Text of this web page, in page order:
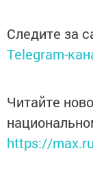
Следите за
Telegram-
Читайте
https://